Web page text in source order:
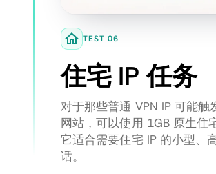
TEST 06
住宅 IP 任务
对于那些普通 VPN IP 可能触
网站，可以使用 1GB 原生住
它适合需要住宅 IP 的小型、
话。